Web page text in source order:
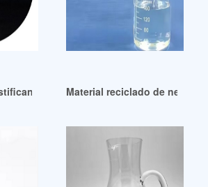
Exportador Importador
Material reciclado de